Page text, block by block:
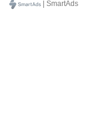
| SmartAds